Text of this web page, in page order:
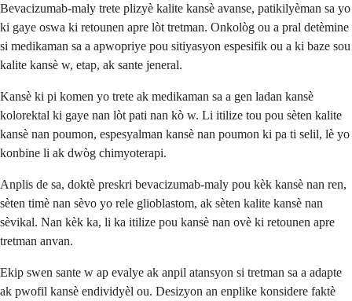
Bevacizumab-maly trete plizyè kalite kansè avanse, patikilyèman sa yo
ki gaye oswa ki retounen apre lòt tretman. Onkològ ou a pral detèmine
si medikaman sa a apwopriye pou sitiyasyon espesifik ou a ki baze sou
kalite kansè w, etap, ak sante jeneral.
Kansè ki pi komen yo trete ak medikaman sa a gen ladan kansè
kolorektal ki gaye nan lòt pati nan kò w. Li itilize tou pou sèten kalite
kansè nan poumon, espesyalman kansè nan poumon ki pa ti selil, lè yo
konbine li ak dwòg chimyoterapi.
Anplis de sa, doktè preskri bevacizumab-maly pou kèk kansè nan ren,
sèten timè nan sèvo yo rele glioblastom, ak sèten kalite kansè nan
sèvikal. Nan kèk ka, li ka itilize pou kansè nan ovè ki retounen apre
tretman anvan.
Ekip swen sante w ap evalye ak anpil atansyon si tretman sa a adapte
ak pwofil kansè endividyèl ou. Desizyon an enplike konsidere faktè